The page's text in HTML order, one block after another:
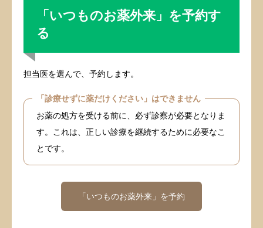
「いつものお薬外来」を予約す
る
担当医を選んで、予約します。
「診療せずに薬だけください」はできません
お薬の処方を受ける前に、必ず診察が必要となりま
す。これは、正しい診療を継続するために必要なこ
とです。
「いつものお薬外来」を予約